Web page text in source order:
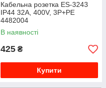
Кабельна розетка ES-3243
IP44 32A, 400V, 3P+PE
4482004
В наявності
425 ₴
Купити